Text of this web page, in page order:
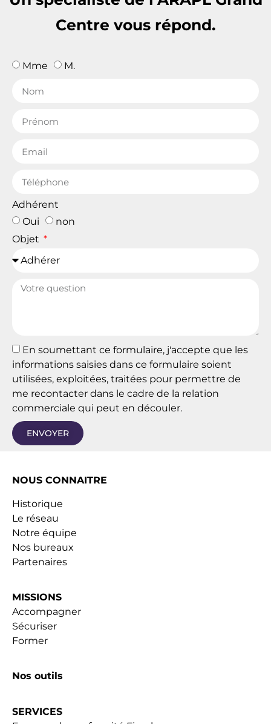
Centre vous répond.
Mme M.
Adhérent
Oui
non
Objet
En soumettant ce formulaire, j'accepte que les
informations saisies dans ce formulaire soient
utilisées, exploitées, traitées pour permettre de
me recontacter dans le cadre de la relation
commerciale qui peut en découler.
ENVOYER
NOUS CONNAITRE
Historique
Le réseau
Notre équipe
Nos bureaux
Partenaires
MISSIONS
Accompagner
Sécuriser
Former
Nos outils
SERVICES